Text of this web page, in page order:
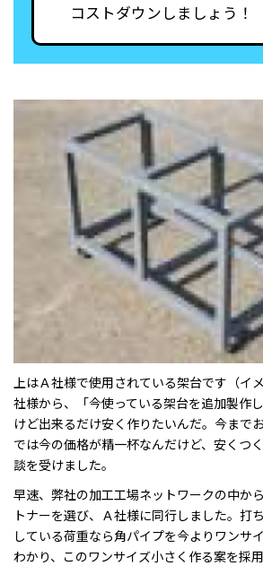
コストダウンしましょう！
上はＡ社様で使用されている架台です（イ
社様から、「今使っている架台を追加製作
けど出来るだけ安く作りたいんだ。今まで
では今の価格が精一杯なんだけど、安くつ
談を受けました。
早速、弊社の加工工場ネットワークの中か
トナーを選び、Ａ社様に同行しました。打
している荷重なら角パイプを今よりワンサ
わかり、このワンサイズ小さく作る案を採